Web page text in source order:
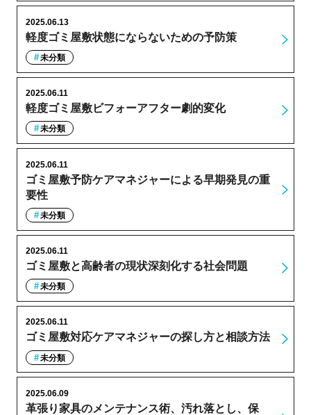
軽度ゴミ屋敷状態にならないための予防策
2025.06.13
未分類
軽度ゴミ屋敷ビフォーアフター劇的変化
2025.06.11
未分類
ゴミ屋敷予防ケアマネジャーによる早期発見の重
要性
2025.06.11
未分類
ゴミ屋敷と高齢者の現状深刻化する社会問題
2025.06.11
未分類
ゴミ屋敷対応ケアマネジャーの探し方と相談方法
2025.06.11
未分類
革張り家具のメンテナンス術、汚れ落とし、保
2025.06.09